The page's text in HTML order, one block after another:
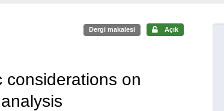
Dergi makalesi Açık
considerations on